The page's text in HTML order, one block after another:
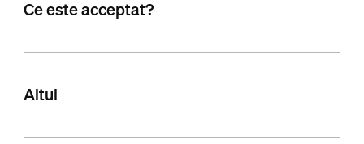
Ce este acceptat?
Altul